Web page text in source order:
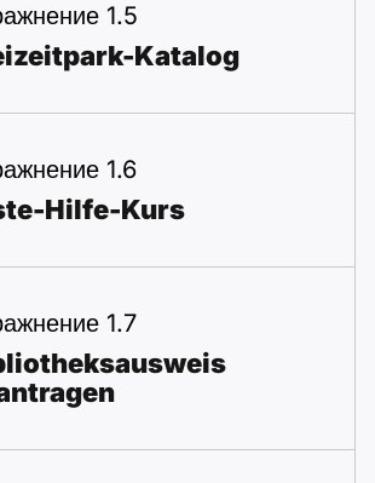
1.5
Katalog
1.6
Hilfe-Kurs
1.7